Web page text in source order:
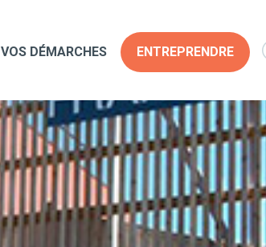
VOS DÉMARCHES ENTREPRENDRE